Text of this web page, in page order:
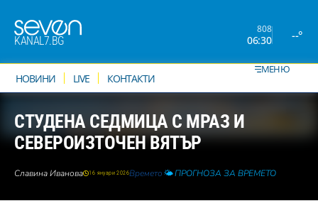
KANAL7.BG
808
06:30 --°
НОВИНИ LIVE КОНТАКТИ
МЕНЮ
СТУДЕНА СЕДМИЦА С МРАЗ И
СЕВЕРОИЗТОЧЕН ВЯТЪР
Славина Иванова 16 януари 2026Времето🌤️ ПРОГНОЗА ЗА ВРЕМЕТО